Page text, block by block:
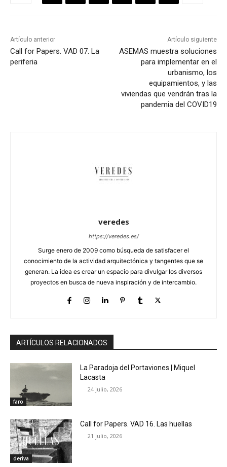
Artículo anterior
Call for Papers. VAD 07. La
periferia
Artículo siguiente
ASEMAS muestra soluciones
para implementar en el
urbanismo, los
equipamientos, y las
viviendas que vendrán tras la
pandemia del COVID19
veredes
https://veredes.es/
Surge enero de 2009 como búsqueda de satisfacer el
conocimiento de la actividad arquitectónica y tangentes que se
generan. La idea es crear un espacio para divulgar los diversos
proyectos en busca de nueva inspiración y de intercambio.
ARTÍCULOS RELACIONADOS
faro
La Paradoja del Portaviones | Miquel
Lacasta
24 julio, 2026
deriva
Call for Papers. VAD 16. Las huellas
21 julio, 2026